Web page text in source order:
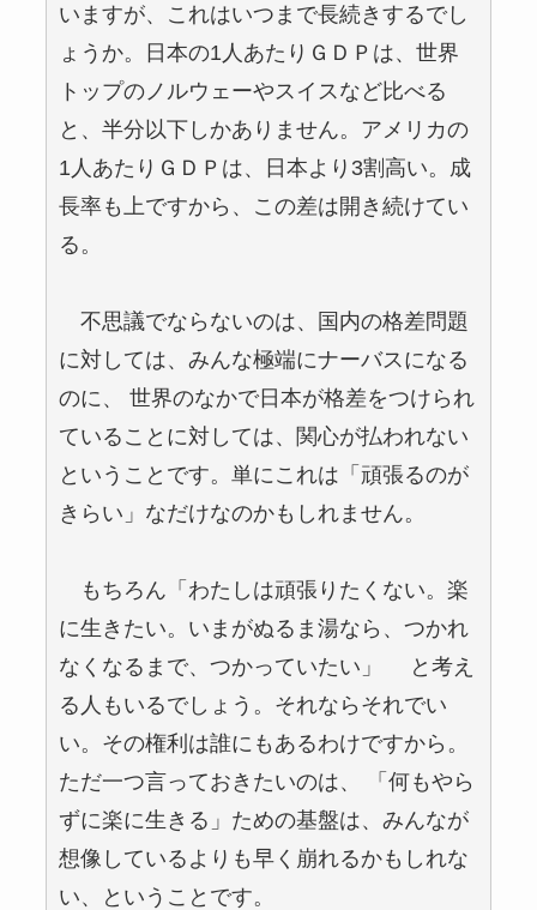
いますが、これはいつまで長続きするでし
ょうか。日本の1人あたりＧＤＰは、世界
トップのノルウェーやスイスなど比べる
と、半分以下しかありません。アメリカの
1人あたりＧＤＰは、日本より3割高い。成
長率も上ですから、この差は開き続けてい
る。
不思議でならないのは、国内の格差問題
に対しては、みんな極端にナーバスになる
のに、 世界のなかで日本が格差をつけられ
ていることに対しては、関心が払われない
ということです。単にこれは「頑張るのが
きらい」なだけなのかもしれません。
もちろん「わたしは頑張りたくない。楽
に生きたい。いまがぬるま湯なら、つかれ
なくなるまで、つかっていたい」 と考え
る人もいるでしょう。それならそれでい
い。その権利は誰にもあるわけですから。
ただ一つ言っておきたいのは、 「何もやら
ずに楽に生きる」ための基盤は、みんなが
想像しているよりも早く崩れるかもしれな
い、ということです。